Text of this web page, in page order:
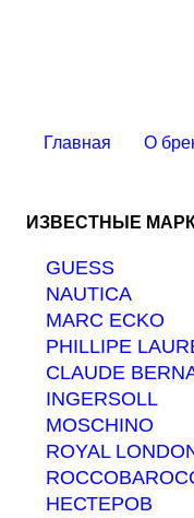
Главная О
ИЗВЕСТНЫЕ
GUESS
NAUTICA
MARС ECKO
PHILLIPE
CLAUDE
INGERSOLL
MOSCHINO
ROYAL
НЕСТЕРОВ